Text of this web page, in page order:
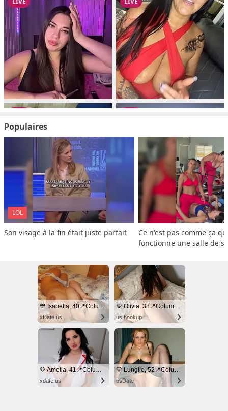
Populaires
LOL
Son visage à la fin était juste parfait
Ce n'est pas comme ça
fonctionne une salle de